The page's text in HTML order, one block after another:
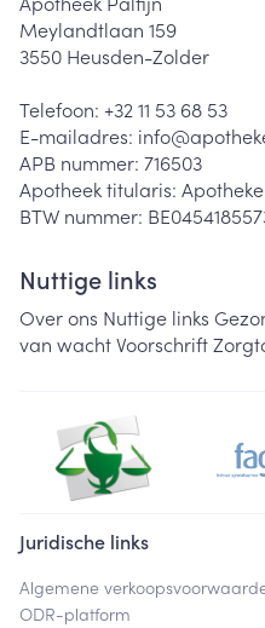
Meylandtlaan 159
3550 Heusden-Zolder
Telefoon: +32 11 53 68 53
E-mailadres: info@
APB nummer: 716503
Apotheek titularis:
BTW nummer:
Nuttige links
Over ons Nuttige links
van wachtVoorschrift
Juridische links
Algemene
ODR-platform